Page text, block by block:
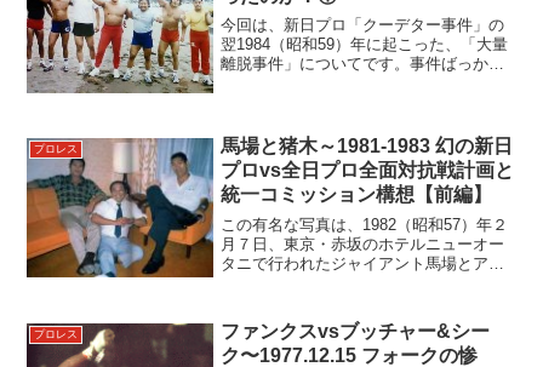
今回は、新日プロ「クーデター事件」の
翌1984（昭和59）年に起こった、「大量
離脱事件」についてです。事件ばっかり
から次に大事件が起...
プロレス
馬場と猪木～1981-1983 幻の新日
プロvs全日プロ全面対抗戦計画と
統一コミッション構想【前編】
この有名な写真は、1982（昭和57）年２
月７日、東京・赤坂のホテルニューオー
タニで行われたジャイアント馬場とアン
戦“の真っただ中で「絶縁状態」とも思わ
れていた両者...
プロレス
ファンクスvsブッチャー&シー
ク〜1977.12.15 フォークの惨